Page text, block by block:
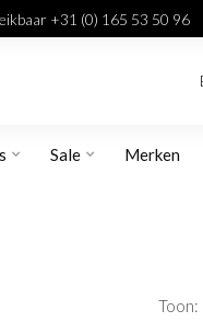
+31 (0) 165 53 50 96
Sale Merken
Toon: